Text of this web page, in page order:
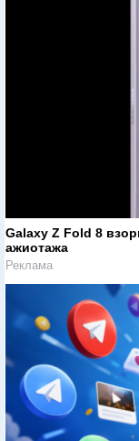
Galaxy Z Fold 8
ажиотажа
Реклама